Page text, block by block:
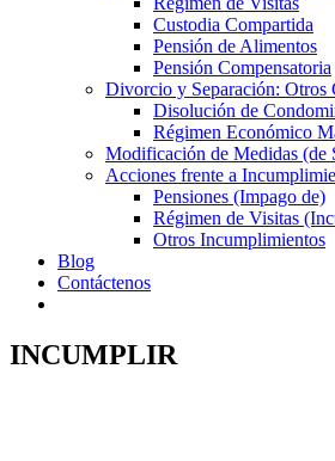
Custodia Compartida
Pensión de Alimentos
Pensión Compensatoria
Divorcio y Separación: Otros
Disolución de
Régimen Económico
Modificación de Medidas (de
Acciones frente a
Pensiones (Impago de)
Régimen de Visitas
Otros Incumplimientos
Blog
Contáctenos
INCUMPLIR